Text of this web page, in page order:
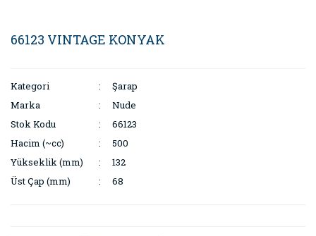
66123 VINTAGE KONYAK
Kategori
Şarap
Marka
Nude
Stok Kodu
66123
Hacim (~cc)
500
Yükseklik (mm)
132
Üst Çap (mm)
68